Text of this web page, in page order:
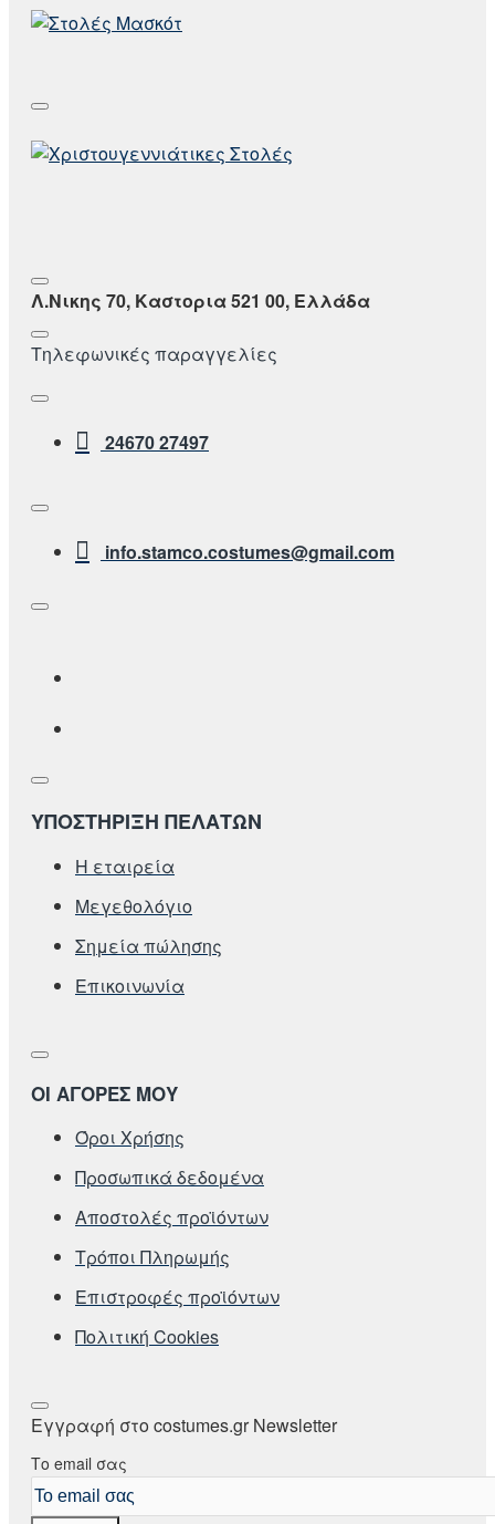
Λ.Νικης 70, Καστορια 521 00, Ελλάδα
Τηλεφωνικές παραγγελίες
24670 27497
info.stamco.costumes@gmail.com
ΥΠΟΣΤΗΡΙΞΗ ΠΕΛΑΤΩΝ
Η εταιρεία
Μεγεθολόγιο
Σημεία πώλησης
Επικοινωνία
ΟΙ ΑΓΟΡΕΣ ΜΟΥ
Όροι Χρήσης
Προσωπικά δεδομένα
Αποστολές προϊόντων
Τρόποι Πληρωμής
Επιστροφές προϊόντων
Πολιτική Cookies
Εγγραφή στο costumes.gr Newsletter
Το email σας